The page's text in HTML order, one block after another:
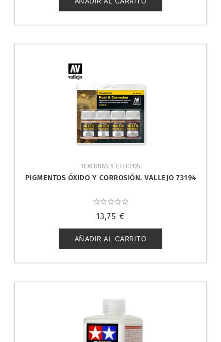
TEXTURAS Y EFECTOS
PIGMENTOS ÓXIDO Y CORROSIÓN. VALLEJO 73194
con
de
5
13,75 €
AÑADIR AL CARRITO